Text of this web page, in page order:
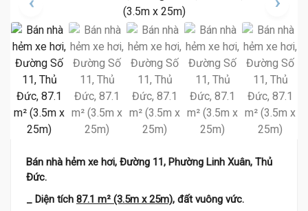
Bán nhà hẻm xe hơi, Đường 11, Phường Linh Xuân, Thủ
Đức.
_ Diện tích 87.1 m² (3.5m x 25m), đất vuông vức.